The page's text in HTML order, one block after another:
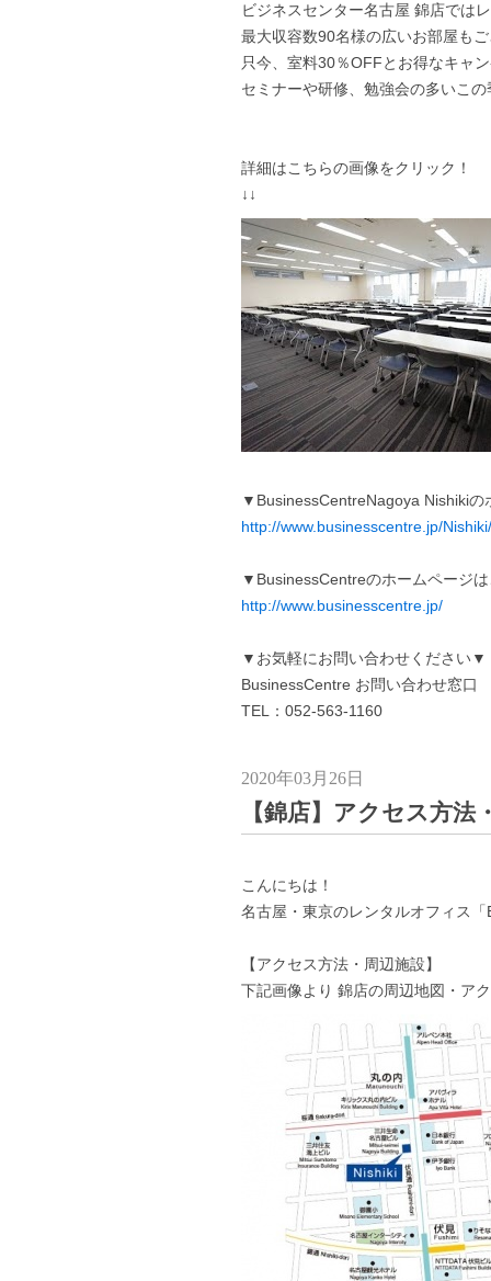
ビジネスセンター名古屋 錦店では
最大収容数90名様の広いお部屋も
只今、室料30％OFFとお得なキャ
セミナーや研修、勉強会の多いこ
詳細はこちらの画像をクリック！
↓↓
▼BusinessCentreNagoya Nishiki
http://www.businesscentre.jp/Nishiki/
▼BusinessCentreのホームページ
http://www.businesscentre.jp/
▼お気軽にお問い合わせください▼
BusinessCentre お問い合わせ窓口
TEL：052-563-1160
2020年03月26日
【錦店】アクセス方法
こんにちは！
名古屋・東京のレンタルオフィス
【アクセス方法・周辺施設】
下記画像より 錦店の周辺地図・ア